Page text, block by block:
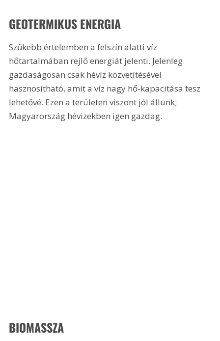
GEOTERMIKUS ENERGIA
Szűkebb értelemben a felszín alatti víz
hőtartalmában rejlő energiát jelenti. Jelenleg
gazdaságosan csak hévíz közvetítésével
hasznosítható, amit a víz nagy hő-kapacitása tesz
lehetővé. Ezen a területen viszont jól állunk;
Magyarország hévizekben igen gazdag.
BIOMASSZA